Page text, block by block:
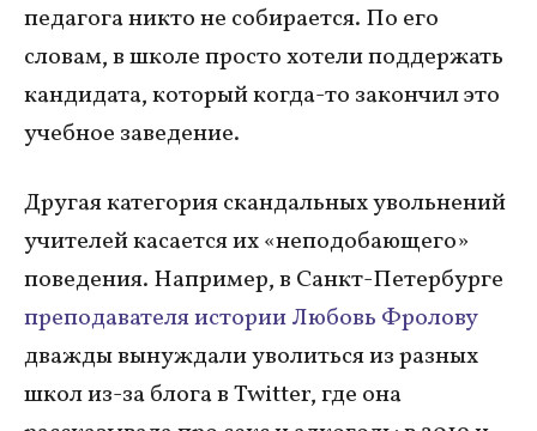
педагога никто не собирается. По его
словам, в школе просто хотели поддержать
кандидата, который когда-то закончил это
учебное заведение.
Другая категория скандальных увольнений
учителей касается их «неподобающего»
поведения. Например, в Санкт-Петербурге
преподавателя истории Любовь Фролову
дважды вынуждали уволиться из разных
школ из-за блога в Twitter, где она